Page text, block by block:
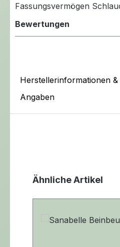
Fassungsvermögen
Bewertungen
Herstellerinformationen
Angaben
Produktgalerie
Ähnliche Artikel